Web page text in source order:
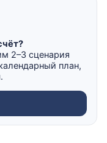
2–3 сценария
план,